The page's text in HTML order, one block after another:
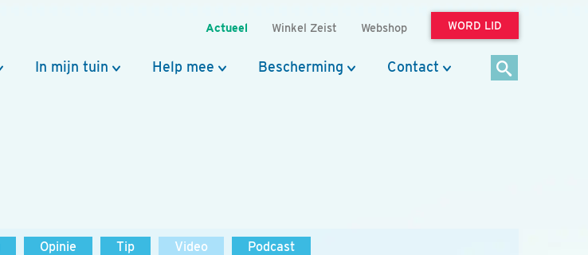
Actueel Winkel Zeist Webshop WORD LID
In mijn tuin Help mee Bescherming Contact
Opinie Tip Video Podcast